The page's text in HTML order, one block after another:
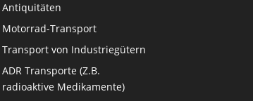
Antiquitäten
Motorrad-Transport
Transport von Industriegütern
ADR Transporte (Z.B.
radioaktive Medikamente)